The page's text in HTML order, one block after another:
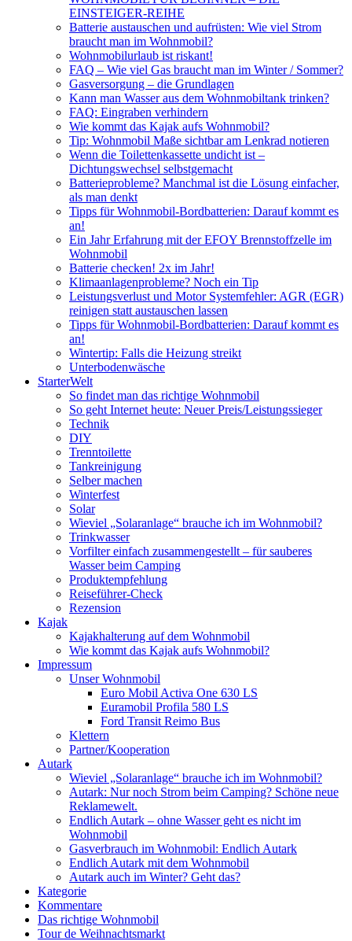
EINSTEIGER-REIHE
Batterie austauschen und aufrüsten: Wie viel Strom
braucht man im Wohnmobil?
Wohnmobilurlaub ist riskant!
FAQ – Wie viel Gas braucht man im Winter / Sommer?
Gasversorgung – die Grundlagen
Kann man Wasser aus dem Wohnmobiltank trinken?
FAQ: Eingraben verhindern
Wie kommt das Kajak aufs Wohnmobil?
Tip: Wohnmobil Maße sichtbar am Lenkrad notieren
Wenn die Toilettenkassette undicht ist –
Dichtungswechsel selbstgemacht
Batterieprobleme? Manchmal ist die Lösung einfacher,
als man denkt
Tipps für Wohnmobil-Bordbatterien: Darauf kommt es
an!
Ein Jahr Erfahrung mit der EFOY Brennstoffzelle im
Wohnmobil
Batterie checken! 2x im Jahr!
Klimaanlagenprobleme? Noch ein Tip
Leistungsverlust und Motor Systemfehler: AGR (EGR)
reinigen statt austauschen lassen
Tipps für Wohnmobil-Bordbatterien: Darauf kommt es
an!
Wintertip: Falls die Heizung streikt
Unterbodenwäsche
StarterWelt
So findet man das richtige Wohnmobil
So geht Internet heute: Neuer Preis/Leistungssieger
Technik
DIY
Trenntoilette
Tankreinigung
Selber machen
Winterfest
Solar
Wieviel „Solaranlage“ brauche ich im Wohnmobil?
Trinkwasser
Vorfilter einfach zusammengestellt – für sauberes
Wasser beim Camping
Produktempfehlung
Reiseführer-Check
Rezension
Kajak
Kajakhalterung auf dem Wohnmobil
Wie kommt das Kajak aufs Wohnmobil?
Impressum
Unser Wohnmobil
Euro Mobil Activa One 630 LS
Euramobil Profila 580 LS
Ford Transit Reimo Bus
Klettern
Partner/Kooperation
Autark
Wieviel „Solaranlage“ brauche ich im Wohnmobil?
Autark: Nur noch Strom beim Camping? Schöne neue
Reklamewelt.
Endlich Autark – ohne Wasser geht es nicht im
Wohnmobil
Gasverbrauch im Wohnmobil: Endlich Autark
Endlich Autark mit dem Wohnmobil
Autark auch im Winter? Geht das?
Kategorie
Kommentare
Das richtige Wohnmobil
Tour de Weihnachtsmarkt